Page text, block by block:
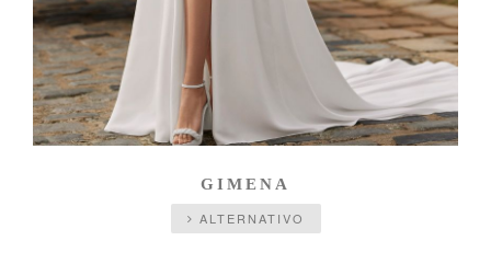
GIMENA
ALTERNATIVO